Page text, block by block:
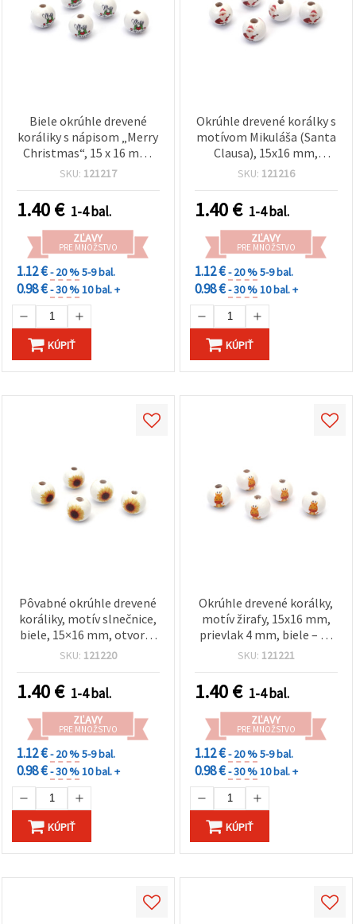
Biele okrúhle drevené
koráliky s nápisom „Merry
Christmas“, 15 x 16 mm,
prievlak 4 mm – balenie
SKU: 121217
1.40€ 1-4 bal.
ZĽAVY
PRE MNOŽSTVO
1.12 €- 20 %5-9 bal.
0.98 €- 30 %10 bal. +
KÚPIŤ
Okrúhle drevené korálky s
motívom Mikuláša (Santa
Clausa), 15x16 mm,
prievlak 4 mm, biele - 10
SKU: 121216
1.40€ 1-4 bal.
ZĽAVY
PRE MNOŽSTVO
1.12 €- 20 %5-9 bal.
0.98 €- 30 %10 bal. +
KÚPIŤ
Pôvabné okrúhle drevené
koráliky, motív slnečnice,
biele, 15×16 mm, otvor: 4
mm – sada 10 ks
SKU: 121220
1.40€ 1-4 bal.
ZĽAVY
PRE MNOŽSTVO
1.12 €- 20 %5-9 bal.
0.98 €- 30 %10 bal. +
KÚPIŤ
Okrúhle drevené korálky,
motív žirafy, 15x16 mm,
prievlak 4 mm, biele – 10
ks
SKU: 121221
1.40€ 1-4 bal.
ZĽAVY
PRE MNOŽSTVO
1.12 €- 20 %5-9 bal.
0.98 €- 30 %10 bal. +
KÚPIŤ